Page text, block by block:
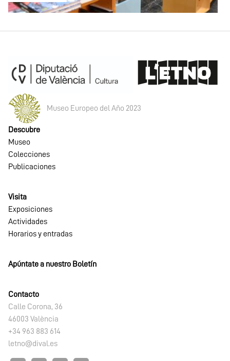
Museo Europeo del Año 2023
Descubre
Museo
Colecciones
Publicaciones
Visita
Exposiciones
Actividades
Horarios y entradas
Apúntate a nuestro Boletín
Contacto
Calle Corona, 36
46003 València
+34 963 883 614
letno@dival.es